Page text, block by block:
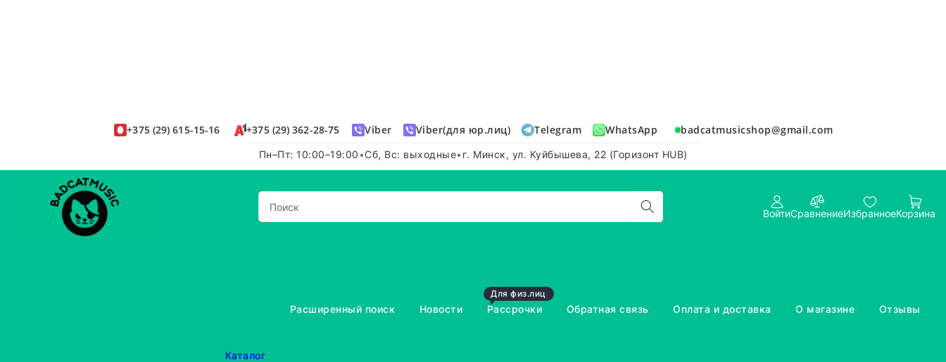
+375 (29) 615-15-16 +375 (29) 362-28-75 Viber Viber(для юр.лиц) Telegram WhatsApp badcatmusicshop@gmail.com
Пн–Пт: 10:00–19:00•Сб, Вс: выходные• г. Минск, ул. Куйбышева, 22 (Горизонт HUB)
ВойтиСравнениеИзбранноеКорзина
Каталог
Расширенный поиск Новости
Для физ.лиц
Рассрочки Обратная связь Оплата и доставка О магазине Отзывы